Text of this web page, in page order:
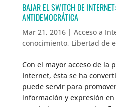
BAJAR EL SWITCH DE
ANTIDEMOCRÁTICA
Mar 21, 2016| Acceso a
conocimiento, Libertad de
Con el mayor acceso de la
Internet, ésta se ha
puede servir para
información y expresión